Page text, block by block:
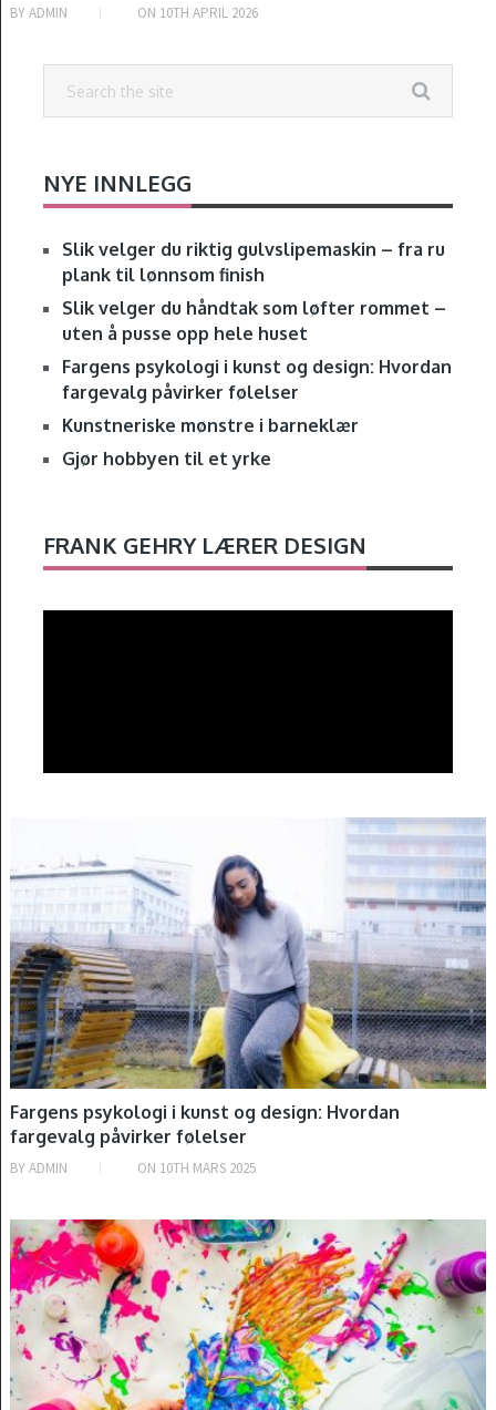
BY ADMIN ON 10TH APRIL 2026
NYE INNLEGG
Slik velger du riktig gulvslipemaskin – fra ru
plank til lønnsom finish
Slik velger du håndtak som løfter rommet –
uten å pusse opp hele huset
Fargens psykologi i kunst og design: Hvordan
fargevalg påvirker følelser
Kunstneriske mønstre i barneklær
Gjør hobbyen til et yrke
FRANK GEHRY LÆRER DESIGN
02:01
Fargens psykologi i kunst og design: Hvordan
fargevalg påvirker følelser
BY ADMIN ON 10TH MARS 2025
OM KUNST